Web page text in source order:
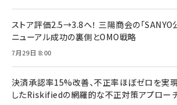
ストア評価2.5→3.8へ！ 三陽商会の「SANYO公
ニューアル成功の裏側とOMO戦略
7月29日 8:00
決済承認率15%改善、不正率ほぼゼロを実現
したRiskifiedの網羅的な不正対策アプロー